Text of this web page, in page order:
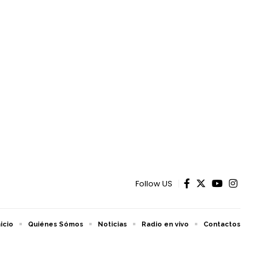
Follow US
Quiénes Sómos Noticias Radio en vivo Contactos